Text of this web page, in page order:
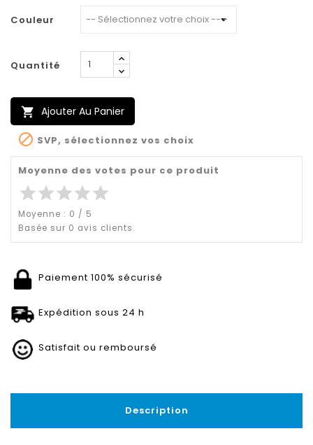
Couleur
Quantité
 Ajouter Au Panier
 SVP, sélectionnez vos choix
Moyenne des votes pour ce produit
starstarstarstarstar
Moyenne : 0 / 5
Basée sur 0 avis clients.
Paiement 100% sécurisé
Expédition sous 24 h
Satisfait ou remboursé
Description